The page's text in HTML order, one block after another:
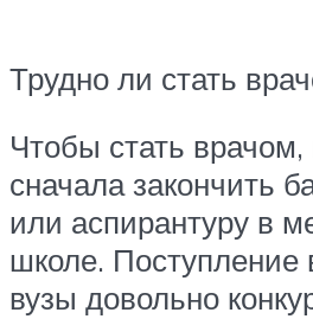
Трудно ли стать
Чтобы стать
сначала закончить
или аспирантуру в
школе. Поступление
вузы довольно